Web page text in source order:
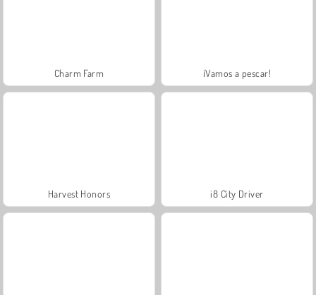
Charm Farm ¡Vamos a pescar!
Harvest Honors i8 City Driver